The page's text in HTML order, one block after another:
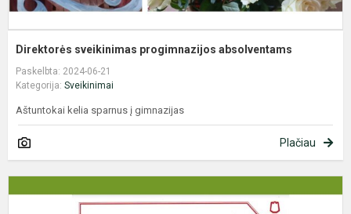
Direktorės sveikinimas progimnazijos absolventams
Paskelbta: 2024-06-21
Kategorija: Sveikinimai
Aštuntokai kelia sparnus į gimnazijas
Plačiau